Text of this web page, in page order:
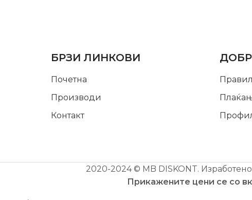
БРЗИ ЛИНКОВИ
Почетна
Производи
Контакт
2020-2024 © MB DISKONT.
Прикажените цени се со